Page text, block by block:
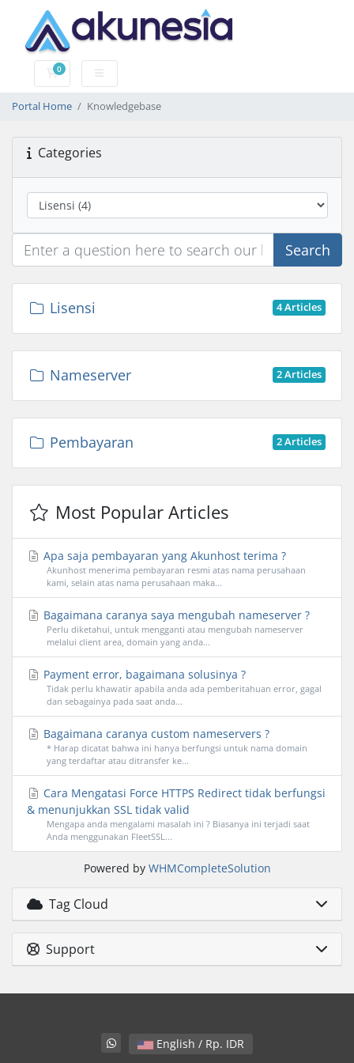
0
Shopping Cart
Portal Home Knowledgebase
Categories
Search
4 Articles
Lisensi
2 Articles
Nameserver
2 Articles
Pembayaran
Most Popular Articles
Apa saja pembayaran yang Akunhost terima ?
Akunhost menerima pembayaran resmi atas nama perusahaan
kami, selain atas nama perusahaan maka...
Bagaimana caranya saya mengubah nameserver ?
Perlu diketahui, untuk mengganti atau mengubah nameserver
melalui client area, domain yang anda...
Payment error, bagaimana solusinya ?
Tidak perlu khawatir apabila anda ada pemberitahuan error, gagal
dan sebagainya pada saat anda...
Bagaimana caranya custom nameservers ?
* Harap dicatat bahwa ini hanya berfungsi untuk nama domain
yang terdaftar atau ditransfer ke...
Cara Mengatasi Force HTTPS Redirect tidak berfungsi
& menunjukkan SSL tidak valid
Mengapa anda mengalami masalah ini ? Biasanya ini terjadi saat
Anda menggunakan FleetSSL...
Powered by WHMCompleteSolution
Tag Cloud
Support
English / Rp. IDR